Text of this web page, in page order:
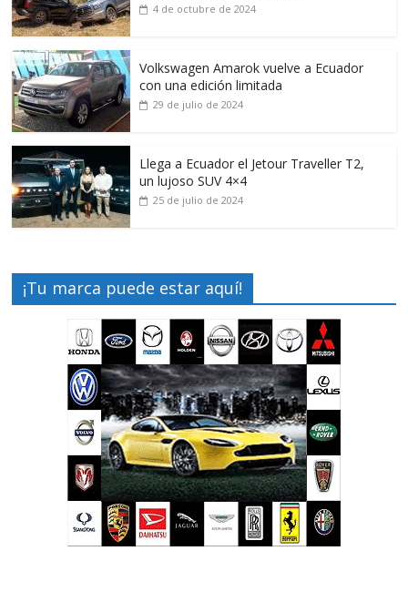
4 de octubre de 2024
Volkswagen Amarok vuelve a Ecuador
con una edición limitada
29 de julio de 2024
Llega a Ecuador el Jetour Traveller T2,
un lujoso SUV 4×4
25 de julio de 2024
¡Tu marca puede estar aquí!